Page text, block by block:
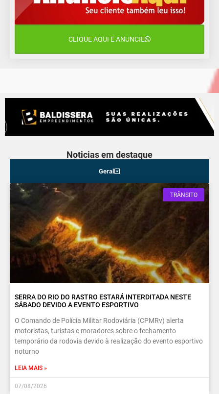
CLIQUE AQUI E ANUNCIE
Noticias em destaque
Geral
TRÂNSITO
SERRA DO RIO DO RASTRO ESTARÁ INTERDITADA NESTE
SÁBADO DEVIDO A EVENTO ESPORTIVO
O Comando de Polícia Militar Rodoviária (CPMRv) alerta
motoristas, turistas e moradores sobre o fechamento
temporário da rodovia devido à realização do evento esportivo
noturno
LEIA MAIS »
07/08/2026